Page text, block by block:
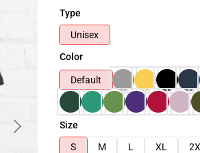
Type
Unisex
Color
Default
Size
S
M L XL